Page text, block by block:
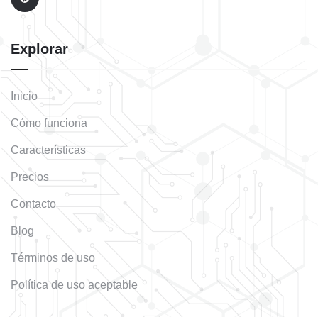
Explorar
Inicio
Cómo funciona
Características
Precios
Contacto
Blog
Términos de uso
Política de uso aceptable